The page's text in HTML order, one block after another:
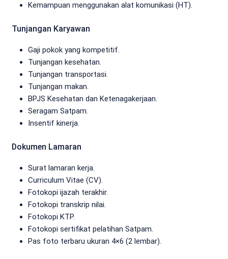
Kemampuan menggunakan alat komunikasi (HT).
Tunjangan Karyawan
Gaji pokok yang kompetitif.
Tunjangan kesehatan.
Tunjangan transportasi.
Tunjangan makan.
BPJS Kesehatan dan Ketenagakerjaan.
Seragam Satpam.
Insentif kinerja.
Dokumen Lamaran
Surat lamaran kerja.
Curriculum Vitae (CV).
Fotokopi ijazah terakhir.
Fotokopi transkrip nilai.
Fotokopi KTP.
Fotokopi sertifikat pelatihan Satpam.
Pas foto terbaru ukuran 4×6 (2 lembar).